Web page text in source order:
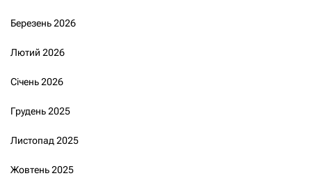
Березень 2026
Лютий 2026
Січень 2026
Грудень 2025
Листопад 2025
Жовтень 2025